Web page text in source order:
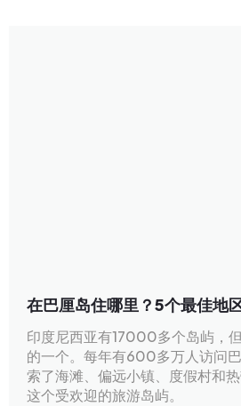
在巴厘岛住哪里？5个最佳地
印度尼西亚有17000多个岛屿，
的一个。每年有600多万人访问
索了海滩、偏远小镇、度假村和
这个受欢迎的旅游岛屿。